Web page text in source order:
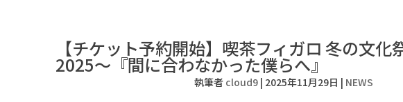
【チケット予約開始】喫茶フィガロ 冬の文化
2025〜『間に合わなかった僕らへ』
執筆者 cloud9 | 2025年11月29日 | NEWS